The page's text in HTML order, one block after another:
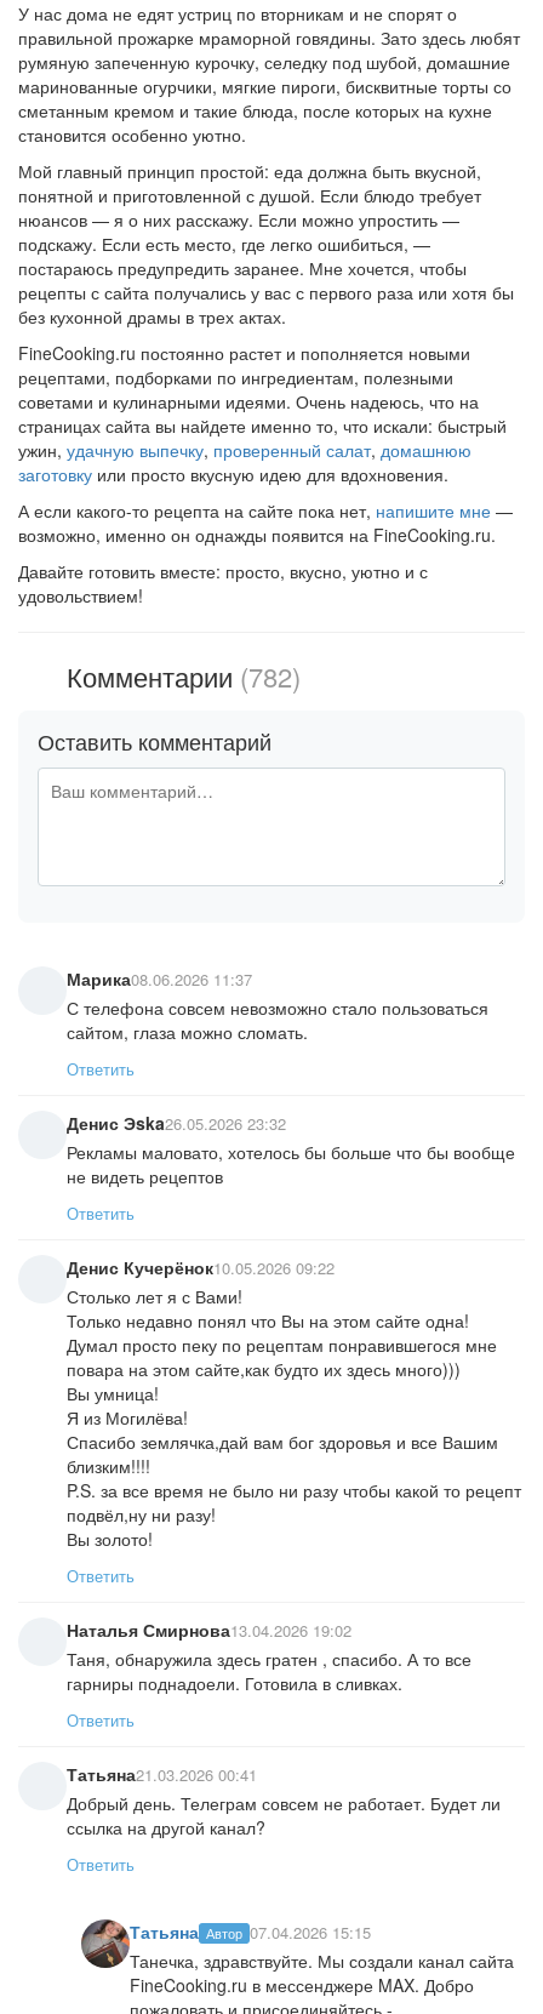
У нас дома не едят устриц по вторникам и не спорят о
правильной прожарке мраморной говядины. Зато здесь любят
румяную запеченную курочку, селедку под шубой, домашние
маринованные огурчики, мягкие пироги, бисквитные торты со
сметанным кремом и такие блюда, после которых на кухне
становится особенно уютно.
Мой главный принцип простой: еда должна быть вкусной,
понятной и приготовленной с душой. Если блюдо требует
нюансов — я о них расскажу. Если можно упростить —
подскажу. Если есть место, где легко ошибиться, —
постараюсь предупредить заранее. Мне хочется, чтобы
рецепты с сайта получались у вас с первого раза или хотя бы
без кухонной драмы в трех актах.
FineCooking.ru постоянно растет и пополняется новыми
рецептами, подборками по ингредиентам, полезными
советами и кулинарными идеями. Очень надеюсь, что на
страницах сайта вы найдете именно то, что искали: быстрый
ужин, удачную выпечку, проверенный салат, домашнюю
заготовку или просто вкусную идею для вдохновения.
А если какого-то рецепта на сайте пока нет, напишите мне —
возможно, именно он однажды появится на FineCooking.ru.
Давайте готовить вместе: просто, вкусно, уютно и с
удовольствием!
Комментарии (782)
Оставить комментарий
Марика08.06.2026 11:37
С телефона совсем невозможно стало пользоваться
сайтом, глаза можно сломать.
Ответить
Денис Эska26.05.2026 23:32
Рекламы маловато, хотелось бы больше что бы вообще
не видеть рецептов
Ответить
Денис Кучерёнок10.05.2026 09:22
Столько лет я с Вами!
Только недавно понял что Вы на этом сайте одна!
Думал просто пеку по рецептам понравившегося мне
повара на этом сайте,как будто их здесь много)))
Вы умница!
Я из Могилёва!
Спасибо землячка,дай вам бог здоровья и все Вашим
близким!!!!
P.S. за все время не было ни разу чтобы какой то рецепт
подвёл,ну ни разу!
Вы золото!
Ответить
Наталья Смирнова13.04.2026 19:02
Таня, обнаружила здесь гратен , спасибо. А то все
гарниры поднадоели. Готовила в сливках.
Ответить
Татьяна21.03.2026 00:41
Добрый день. Телеграм совсем не работает. Будет ли
ссылка на другой канал?
Ответить
Татьяна Автор 07.04.2026 15:15
Танечка, здравствуйте. Мы создали канал сайта
FineCooking.ru в мессенджере MAX. Добро
пожаловать и присоединяйтесь -